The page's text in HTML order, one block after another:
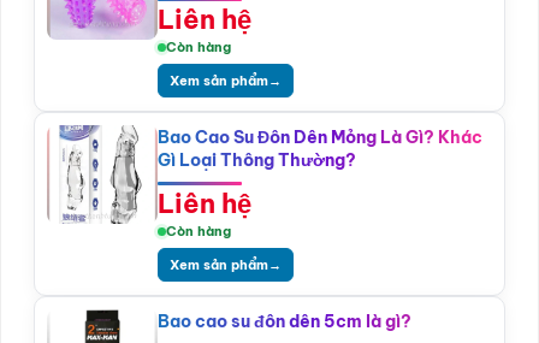
Liên hệ
Còn hàng
Xem sản phẩm→
Bao Cao Su Đôn Dên Mỏng Là Gì? Khác
Gì Loại Thông Thường?
Liên hệ
Còn hàng
Xem sản phẩm→
Bao cao su đôn dên 5cm là gì?